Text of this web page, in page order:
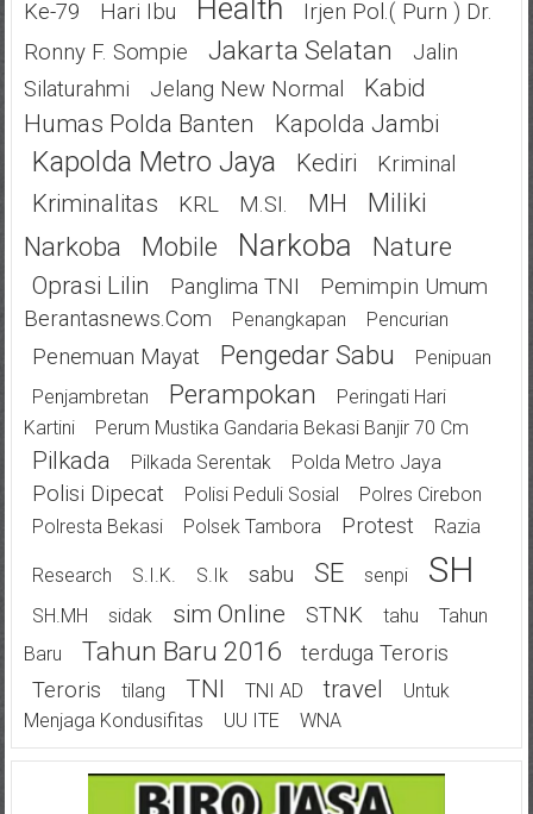
Ke-79
Hari Ibu Health
Irjen Pol.( Purn ) Dr.
Ronny F. Sompie
Jakarta Selatan
Jalin
Silaturahmi
Jelang New Normal
Kabid
Humas Polda Banten
Kapolda Jambi
Kapolda Metro Jaya Kediri Kriminal
Kriminalitas KRL M.SI. MH
Miliki
Narkoba
Mobile Narkoba Nature
Oprasi Lilin Panglima TNI
Pemimpin Umum
Berantasnews.com
Penangkapan Pencurian
Penemuan Mayat Pengedar Sabu
Penipuan
Penjambretan
Perampokan
Peringati Hari
Kartini
Perum Mustika Gandaria Bekasi Banjir 70 Cm
Pilkada Pilkada Serentak Polda Metro Jaya
Polisi Dipecat Polisi Peduli Sosial
Polres Cirebon
Polresta Bekasi
Polsek Tambora Protest Razia
Research S.I.K. S.Ik Sabu SE Senpi SH
SH.MH Sidak Sim Online STNK Tahu
Tahun
Baru
Tahun Baru 2016
Terduga Teroris
Teroris
Tilang TNI TNI AD Travel
Untuk
Menjaga Kondusifitas
UU ITE WNA